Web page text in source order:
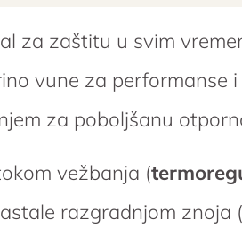
za zaštitu u svim
vune za
za poboljšanu
vežbanja (
razgradnjom znoja (